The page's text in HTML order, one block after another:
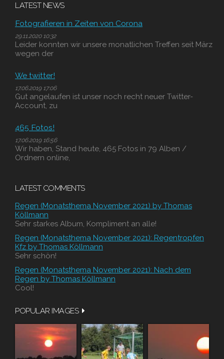
LATEST NEWS
Fotografieren in Zeiten von Corona
29.11.2020 10:32
Leider konnten wir unsere monatlichen Treffen seit März
wegen der
We twitter!
17.06.2019 17:06
Gut angelaufen ist unser noch recht neuer Twitter-
Account, zu
465 Fotos!
17.06.2019 16:56
Wir haben, Stand heute, 465 Fotos in 79 Alben /
Ordnern online,
LATEST COMMENTS
Regen (Monatsthema November 2021) by Thomas
Köllmann
Sehr starkes Album, Kompliment an alle!
Regen (Monatsthema November 2021): Regentropfen
Kfz by Thomas Köllmann
Sehr schön!
Regen (Monatsthema November 2021): Nach dem
Regen by Thomas Köllmann
Cool!
POPULAR IMAGES